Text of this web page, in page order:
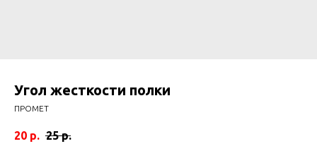
Угол жесткости полки
ПРОМЕТ
20 р. 25 р.